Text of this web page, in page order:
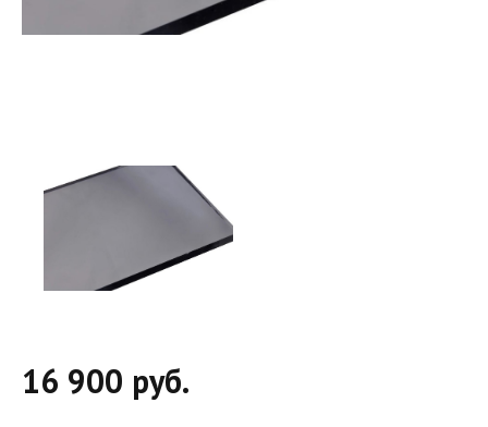
16 900 руб.